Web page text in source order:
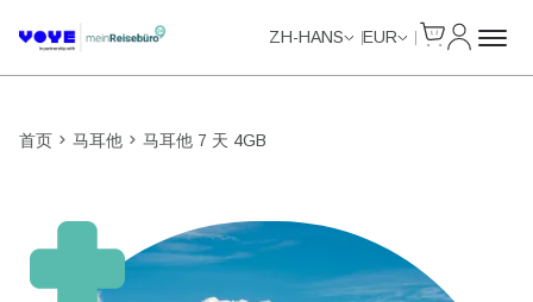
ZH-HANS EUR
首页 马耳他 马耳他 7 天 4GB